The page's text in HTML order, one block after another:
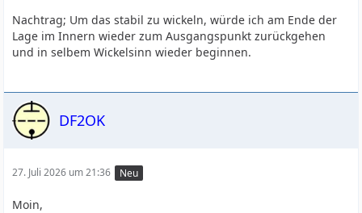
Nachtrag; Um das stabil zu wickeln, würde ich am Ende der
Lage im Innern wieder zum Ausgangspunkt zurückgehen
und in selbem Wickelsinn wieder beginnen.
DF2OK
27. Juli 2026 um 21:36 Neu
Moin,